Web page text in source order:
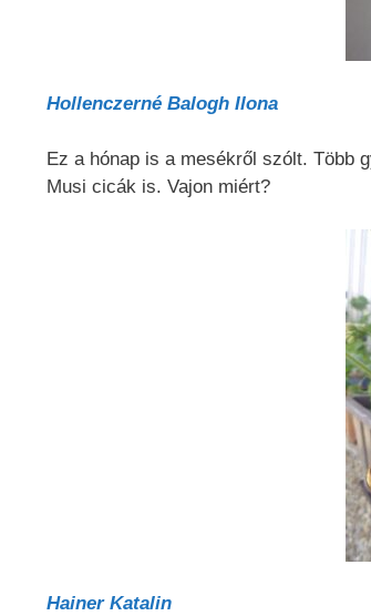
Hollenczerné Balogh Ilona
Ez a hónap is a mesékről szólt. Több
Musi cicák is. Vajon miért?
Hainer Katalin